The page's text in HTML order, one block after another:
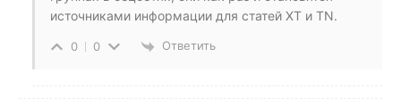
источниками информации для статей ХТ и TN.
0 0 Ответить